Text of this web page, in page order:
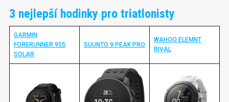
3 nejlepší hodinky pro triatlonisty
GARMIN
FORERUNNER 955
SOLAR
SUUNTO 9 PEAK PRO
WAHOO ELEMNT
RIVAL